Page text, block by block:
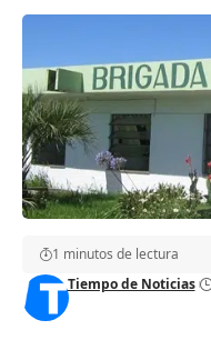
Tiempo de Noticias
1 minutos de lectura